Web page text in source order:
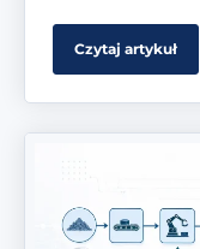
Czytaj artykuł